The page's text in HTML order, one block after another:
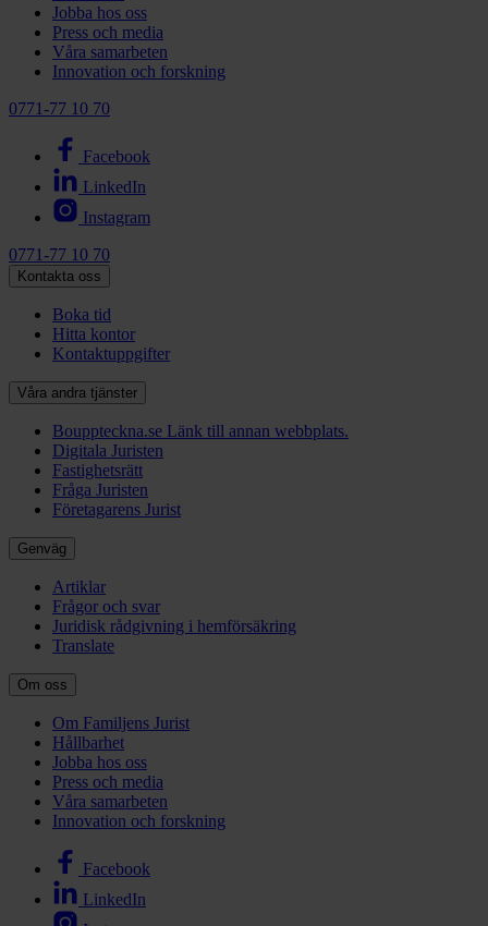
Jobba hos oss
Press och media
Våra samarbeten
Innovation och forskning
0771-77 10 70
Facebook
LinkedIn
Instagram
0771-77 10 70
Kontakta oss
Boka tid
Hitta kontor
Kontaktuppgifter
Våra andra tjänster
Bouppteckna.se Länk till annan webbplats.
Digitala Juristen
Fastighetsrätt
Fråga Juristen
Företagarens Jurist
Genväg
Artiklar
Frågor och svar
Juridisk rådgivning i hemförsäkring
Translate
Om oss
Om Familjens Jurist
Hållbarhet
Jobba hos oss
Press och media
Våra samarbeten
Innovation och forskning
Facebook
LinkedIn